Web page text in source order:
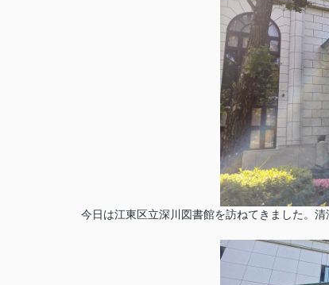
今日は江東区立深川図書館を訪ねてきました。